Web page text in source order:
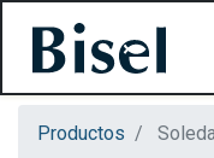
Productos